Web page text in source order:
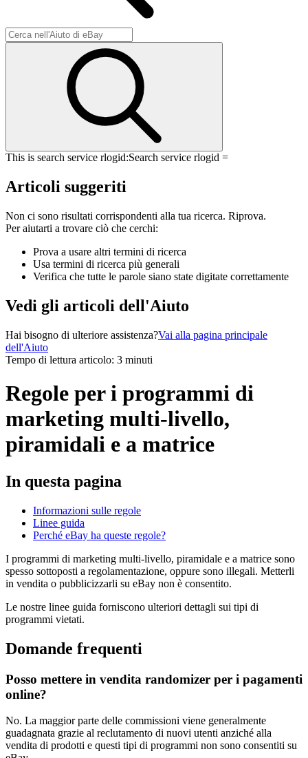
This is search service rlogid:Search service rlogid =
Articoli suggeriti
Non ci sono risultati corrispondenti alla tua ricerca. Riprova.
Per aiutarti a trovare ciò che cerchi:
Prova a usare altri termini di ricerca
Usa termini di ricerca più generali
Verifica che tutte le parole siano state digitate correttamente
Vedi gli articoli dell'Aiuto
Hai bisogno di ulteriore assistenza?Vai alla pagina principale
dell'Aiuto
Tempo di lettura articolo: 3 minuti
Regole per i programmi di
marketing multi-livello,
piramidali e a matrice
In questa pagina
Informazioni sulle regole
Linee guida
Perché eBay ha queste regole?
I programmi di marketing multi-livello, piramidale e a matrice sono
spesso sottoposti a regolamentazione, oppure sono illegali. Metterli
in vendita o pubblicizzarli su eBay non è consentito.
Le nostre linee guida forniscono ulteriori dettagli sui tipi di
programmi vietati.
Domande frequenti
Posso mettere in vendita randomizer per i pagamenti
online?
No. La maggior parte delle commissioni viene generalmente
guadagnata grazie al reclutamento di nuovi utenti anziché alla
vendita di prodotti e questi tipi di programmi non sono consentiti su